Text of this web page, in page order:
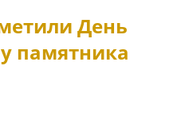
День
памятника